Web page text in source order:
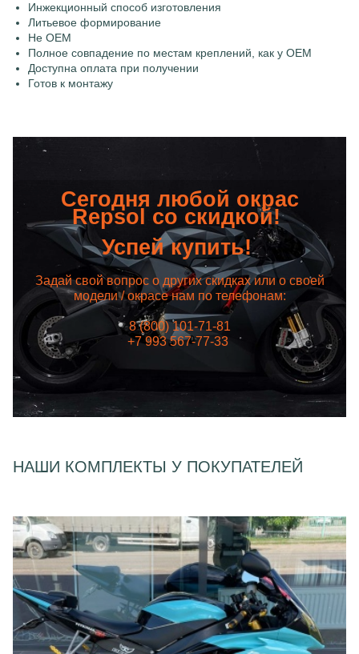
Инжекционный способ изготовления
Литьевое формирование
Не OEM
Полное совпадение по местам креплений, как у OEM
Доступна оплата при получении
Готов к монтажу
Сегодня любой окрас
Repsol со скидкой!
Успей купить!
Задай свой вопрос о других скидках или о своей
модели / окрасе нам по телефонам:
8 (800) 101-71-81
+7 993 567-77-33
НАШИ КОМПЛЕКТЫ У ПОКУПАТЕЛЕЙ